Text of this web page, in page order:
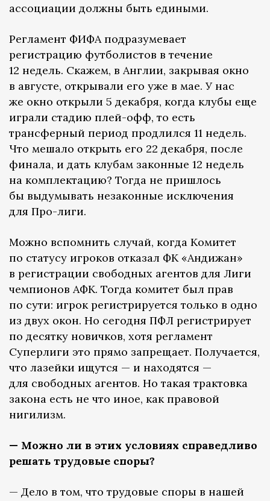
ассоциации должны быть едиными.
Регламент ФИФА подразумевает
регистрацию футболистов в течение
12 недель. Скажем, в Англии, закрывая окно
в августе, открывали его уже в мае. У нас
же окно открыли 5 декабря, когда клубы еще
играли стадию плей-офф, то есть
трансферный период продлился 11 недель.
Что мешало открыть его 22 декабря, после
финала, и дать клубам законные 12 недель
на комплектацию? Тогда не пришлось
бы выдумывать незаконные исключения
для Про-лиги.
Можно вспомнить случай, когда Комитет
по статусу игроков отказал ФК «Андижан»
в регистрации свободных агентов для Лиги
чемпионов АФК. Тогда комитет был прав
по сути: игрок регистрируется только в одно
из двух окон. Но сегодня ПФЛ регистрирует
по десятку новичков, хотя регламент
Суперлиги это прямо запрещает. Получается,
что лазейки ищутся — и находятся —
для свободных агентов. Но такая трактовка
закона есть не что иное, как правовой
нигилизм.
— Можно ли в этих условиях справедливо
решать трудовые споры?
— Дело в том, что трудовые споры в нашей